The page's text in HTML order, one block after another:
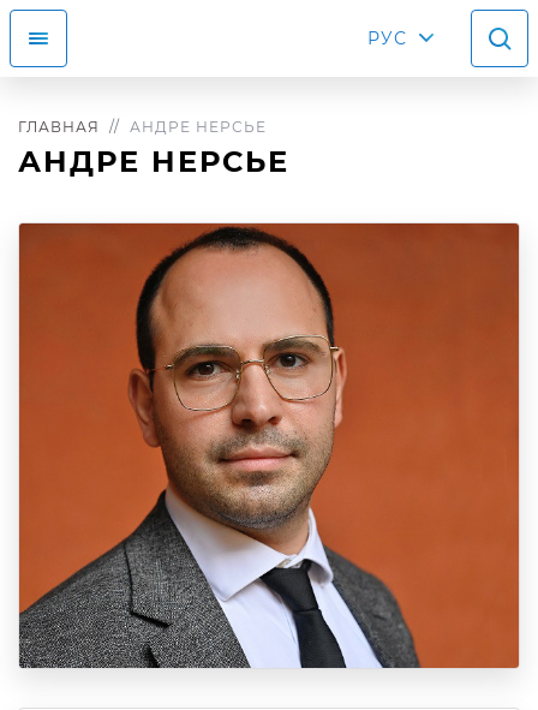
РУС
ГЛАВНАЯ АНДРЕ НЕРСЬЕ
АНДРЕ НЕРСЬЕ